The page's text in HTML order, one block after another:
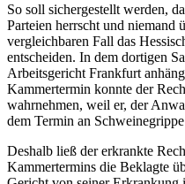
So soll sichergestellt werden,
Parteien herrscht und niemand
vergleichbaren Fall das
entscheiden. In dem dortigen
Arbeitsgericht Frankfurt
Kammertermin konnte der
wahrnehmen, weil er, der
dem Termin an
Deshalb ließ der erkrankte
Kammertermins die Beklagte